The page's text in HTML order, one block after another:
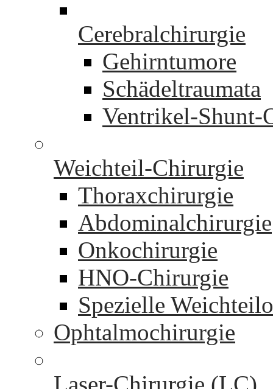
Cerebralchirurgie
Gehirntumore
Schädeltraumata
Ventrikel-Shunt-
Weichteil-Chirurgie
Thoraxchirurgie
Abdominalchirurgie
Onkochirurgie
HNO-Chirurgie
Spezielle
Ophtalmochirurgie
Laser-Chirurgie (LC)